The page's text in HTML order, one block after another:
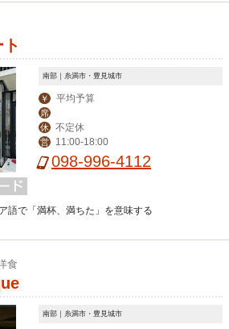
南部｜糸満市・豊見城市
￥ 平均予算
席
休
不定休
営 11:00-18:00
098-996-4112
語で「満杯、満ちた」を意味する
食
南部｜糸満市・豊見城市